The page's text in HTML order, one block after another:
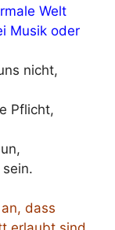
Welt
Musik oder
nicht,
Pflicht,
dass